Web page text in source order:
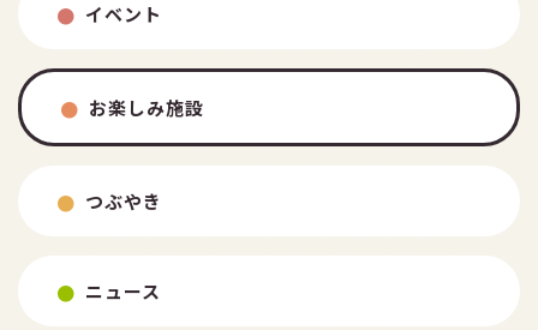
イベント
お楽しみ施設
つぶやき
ニュース